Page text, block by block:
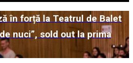
în forță la Teatrul de Balet
nuci”, sold out la prima